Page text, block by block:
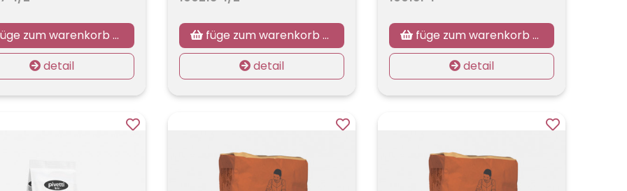
zum warenkorb hinzu
detail
füge zum warenkorb hinzu
detail
füge zum warenkorb hinzu
detail